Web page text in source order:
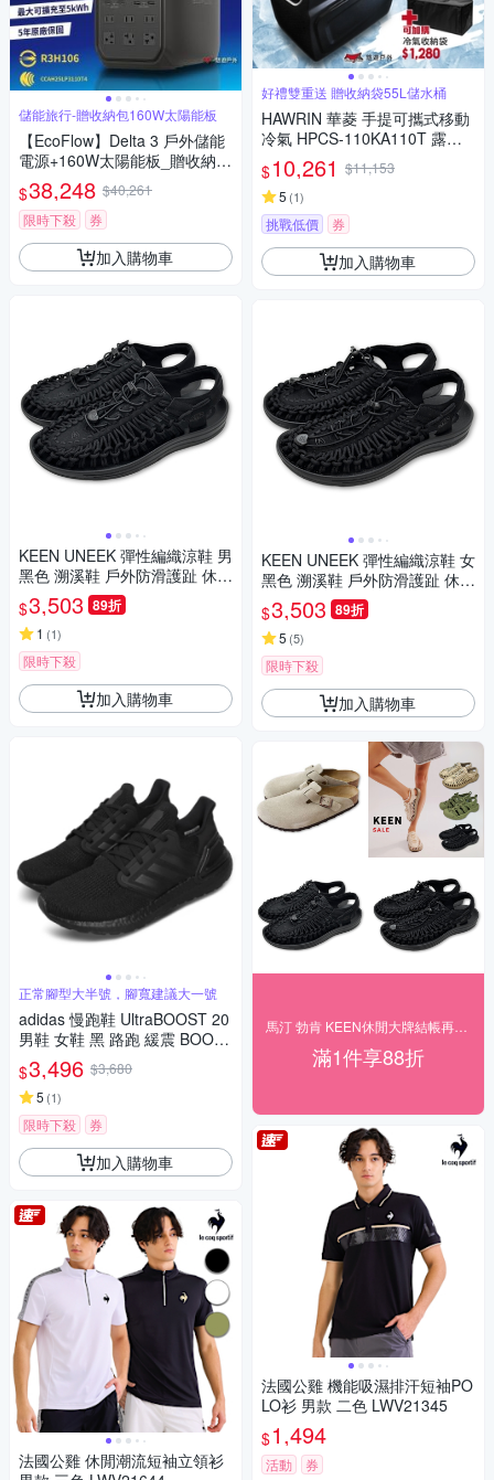
儲能旅行-贈收納包160W太陽能板
【EcoFlow】Delta 3 戶外儲能
電源+160W太陽能板_贈收納包
+160W太陽能版 EFDT3 悠遊
戶外
$38,248 $40,261
限時下殺
券
加入購物車
KEEN UNEEK 彈性編織涼鞋 男
黑色 溯溪鞋 戶外防滑護趾 休閒
羅馬涼拖鞋 沙灘鞋 情侶鞋 101
4097
$3,503 89折
1 (1)
限時下殺
加入購物車
正常腳型大半號，腳寬建議大一號
adidas 慢跑鞋 UltraBOOST 20
男鞋 女鞋 黑 路跑 緩震 BOOS
T 愛迪達
$3,496 $3,680
5 (1)
限時下殺 券
加入購物車
法國公雞 休閒潮流短袖立領衫
好禮雙重送 贈收納袋55L儲水桶
HAWRIN 華菱 手提可攜式移動
冷氣 HPCS-110KA110T 露營
夏日特惠 悠遊戶外
$10,261 $11,153
5 (1)
挑戰低價 券
加入購物車
KEEN UNEEK 彈性編織涼鞋 女
黑色 溯溪鞋 戶外防滑護趾 休閒
羅馬涼拖鞋 沙灘鞋 情侶鞋 101
4099
$3,503 89折
5 (5)
限時下殺
加入購物車
滿1件享88折
法國公雞 機能吸濕排汗短袖PO
LO衫 男款 二色 LWV21345
$1,494
活動 券